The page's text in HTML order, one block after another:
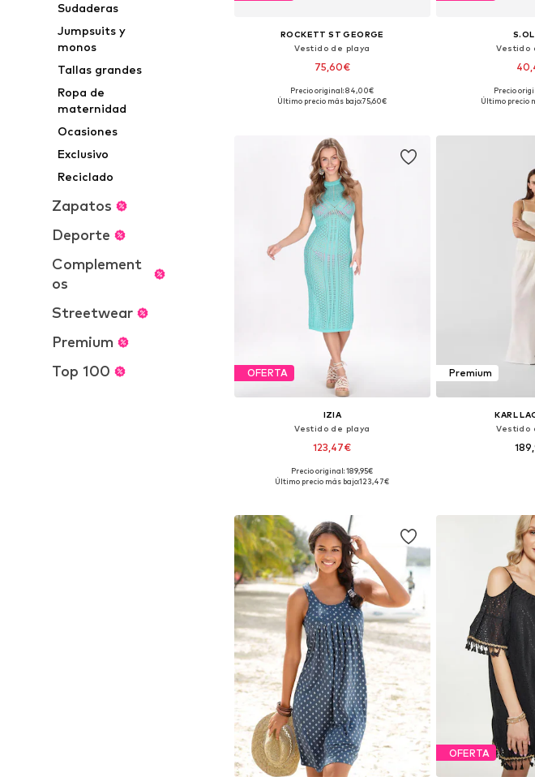
Sudaderas
Jumpsuits y
monos
Tallas grandes
Ropa de
maternidad
Ocasiones
Exclusivo
Reciclado
Zapatos
Deporte
Complement
os
Streetwear
Premium
Top 100
ROCKETT ST GEORGE
Vestido de playa
75,60€
Disponible en muchas tallas
Precio original: 84,00€
Último precio más bajo:75,60€
Vestido
Tallas
Precio
Último precio
OFERTA
IZIA
Vestido de playa
123,47€
Tallas disponibles: 36-38, 40-42, 44-46
Precio original: 189,95€
Último precio más bajo:123,47€
Premium
KARL
Vestido
OFERTA